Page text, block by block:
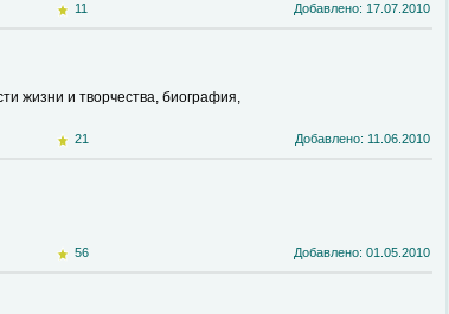
11 Добавлено: 17.07.2010
жизни и творчества, биография,
21 Добавлено: 11.06.2010
56 Добавлено: 01.05.2010